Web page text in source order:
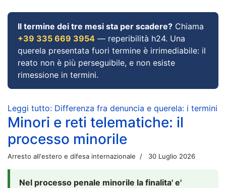
Il termine dei tre mesi sta per scadere? Chiama
+39 335 669 3954 — reperibilità h24. Una
querela presentata fuori termine è irrimediabile: il
reato non è più perseguibile, e non esiste
rimessione in termini.
Leggi tutto: Differenza fra denuncia e querela: i termini
Minori e reti telematiche: il
processo minorile
Arresto all'estero e difesa internazionale 30 Luglio 2026
Nel processo penale minorile la finalita' e'